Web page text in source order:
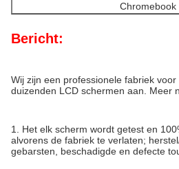
Chromebook
Bericht:
Wij zijn een professionele fabriek
duizenden LCD schermen aan. Meer
1. Het elk scherm wordt getest en
alvorens de fabriek te verlaten;
gebarsten, beschadigde en defecte